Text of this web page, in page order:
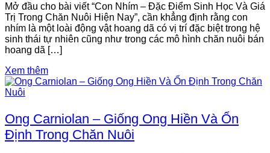
Mở đầu cho bài viết “Con Nhím – Đặc Điểm Sinh Học Và Giá
Trị Trong Chăn Nuôi Hiện Nay”, cần khẳng định rằng con
nhím là một loài động vật hoang dã có vị trí đặc biệt trong hệ
sinh thái tự nhiên cũng như trong các mô hình chăn nuôi bán
hoang dã […]
Xem thêm
Ong Carniolan – Giống Ong Hiền Và Ổn
Định Trong Chăn Nuôi